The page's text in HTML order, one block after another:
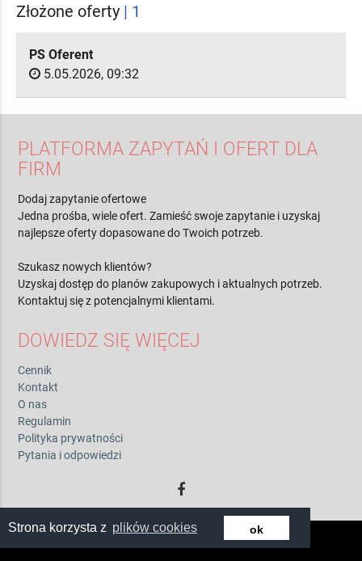
Strona korzysta z plików cookies ok
Złożone oferty | 1
PS Oferent
5.05.2026, 09:32
PLATFORMA ZAPYTAŃ I OFERT DLA
FIRM
Dodaj zapytanie ofertowe
Jedna prośba, wiele ofert. Zamieść swoje zapytanie i uzyskaj
najlepsze oferty dopasowane do Twoich potrzeb.
Szukasz nowych klientów?
Uzyskaj dostęp do planów zakupowych i aktualnych potrzeb.
Kontaktuj się z potencjalnymi klientami.
DOWIEDZ SIĘ WIĘCEJ
Cennik
Kontakt
O nas
Regulamin
Polityka prywatności
Pytania i odpowiedzi